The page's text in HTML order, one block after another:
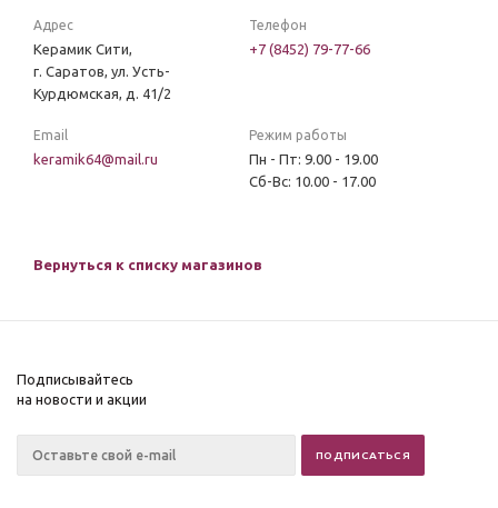
Адрес
Керамик Сити,
г. Саратов, ул. Усть-
Курдюмская, д. 41/2
Телефон
+7 (8452) 79-77-66
Email
keramik64@mail.ru
Режим работы
Пн - Пт: 9.00 - 19.00
Сб-Вс: 10.00 - 17.00
Вернуться к списку магазинов
Подписывайтесь
на новости и акции